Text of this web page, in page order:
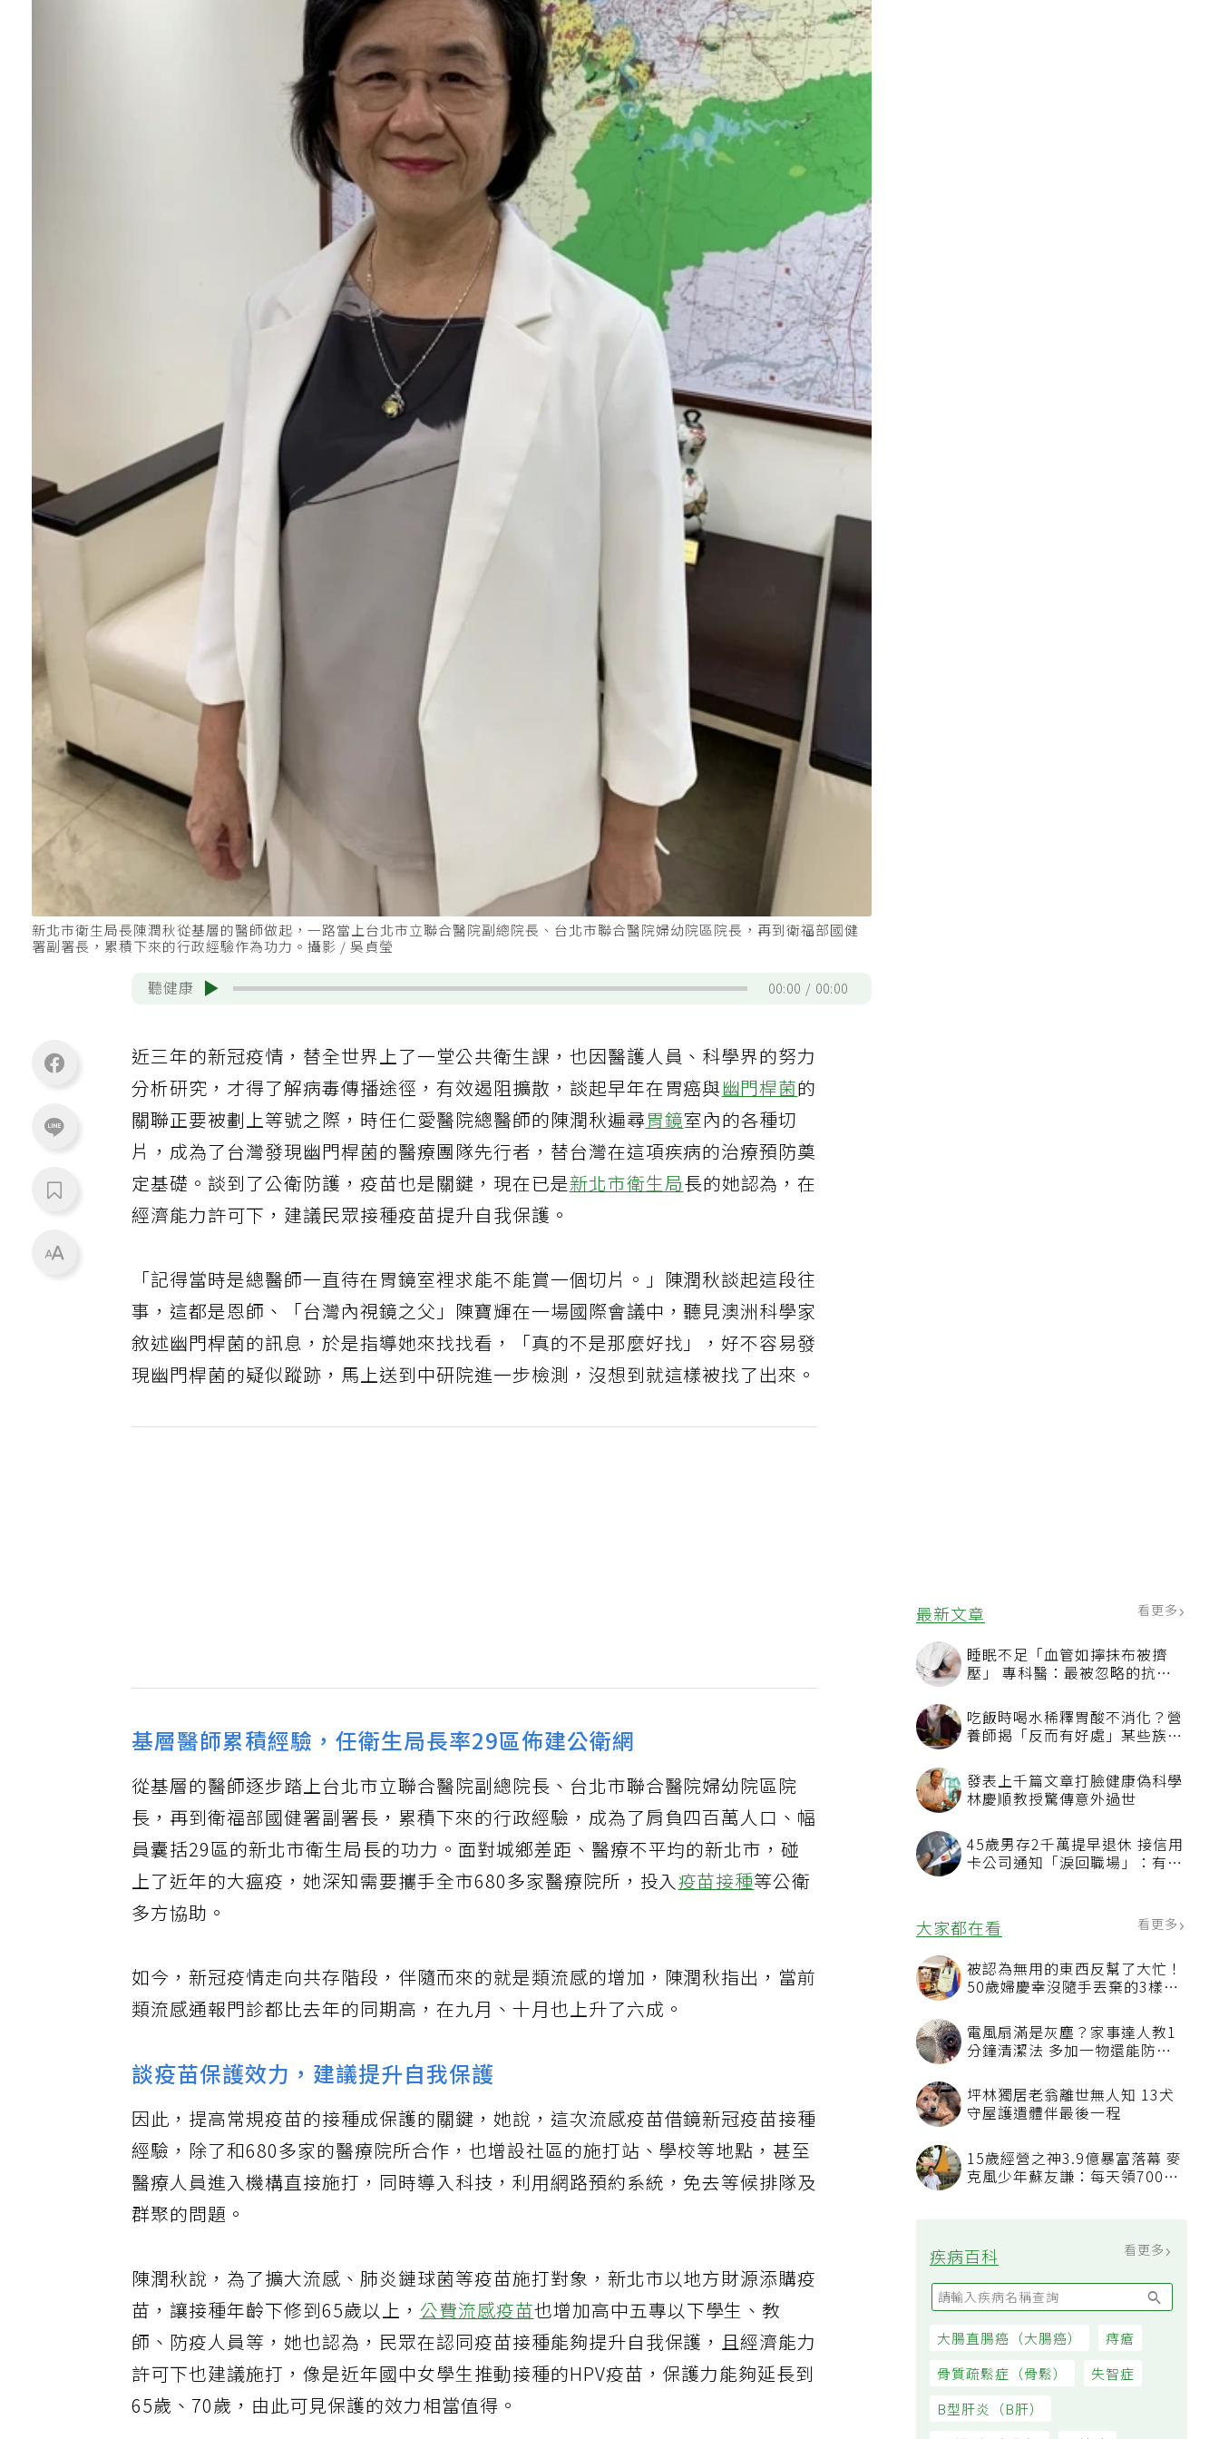
最新文章 看更多
睡眠不足「血管如擰抹布被擠
壓」 專科醫：最被忽略的抗老
吃飯時喝水稀釋胃酸不消化？營
養師揭「反而有好處」某些族群
發表上千篇文章打臉健康偽科學
林慶順教授驚傳意外過世
45歲男存2千萬提早退休 接信用
卡公司通知「淚回職場」：有錢
大家都在看
被認為無用的東西反幫了大忙！
50歲婦慶幸沒隨手丟棄的3樣物
電風扇滿是灰塵？家事達人教1
汙附著
坪林獨居老翁離世無人知 13犬
15歲經營之神3.9億暴富落幕 麥
疾病百科
新北市衛生局長陳潤秋從基層的醫師做起，一路當上台北市立聯合醫院副總院長、台北市聯合醫院婦幼院區院長，再到衛福部國健
署副署長，累積下來的行政經驗作為功力。攝影 / 吳貞瑩
聽健康 00:00 00:00
近三年的新冠疫情，替全世界上了一堂公共衛生課，也因醫護人員、科學界的努力
分析研究，才得了解病毒傳播途徑，有效遏阻擴散，談起早年在胃癌與幽門桿菌的
關聯正要被劃上等號之際，時任仁愛醫院總醫師的陳潤秋遍尋胃鏡室內的各種切
片，成為了台灣發現幽門桿菌的醫療團隊先行者，替台灣在這項疾病的治療預防奠
定基礎。談到了公衛防護，疫苗也是關鍵，現在已是新北市衛生局長的她認為，在
經濟能力許可下，建議民眾接種疫苗提升自我保護。
「記得當時是總醫師一直待在胃鏡室裡求能不能賞一個切片。」陳潤秋談起這段往
事，這都是恩師、「台灣內視鏡之父」陳寶輝在一場國際會議中，聽見澳洲科學家
敘述幽門桿菌的訊息，於是指導她來找找看，「真的不是那麼好找」，好不容易發
現幽門桿菌的疑似蹤跡，馬上送到中研院進一步檢測，沒想到就這樣被找了出來。
基層醫師累積經驗，任衛生局長率29區佈建公衛網
從基層的醫師逐步踏上台北市立聯合醫院副總院長、台北市聯合醫院婦幼院區院
長，再到衛福部國健署副署長，累積下來的行政經驗，成為了肩負四百萬人口、幅
員囊括29區的新北市衛生局長的功力。面對城鄉差距、醫療不平均的新北市，碰
上了近年的大瘟疫，她深知需要攜手全市680多家醫療院所，投入疫苗接種等公衛
多方協助。
如今，新冠疫情走向共存階段，伴隨而來的就是類流感的增加，陳潤秋指出，當前
類流感通報門診都比去年的同期高，在九月、十月也上升了六成。
談疫苗保護效力，建議提升自我保護
因此，提高常規疫苗的接種成保護的關鍵，她說，這次流感疫苗借鏡新冠疫苗接種
經驗，除了和680多家的醫療院所合作，也增設社區的施打站、學校等地點，甚至
醫療人員進入機構直接施打，同時導入科技，利用網路預約系統，免去等候排隊及
群聚的問題。
陳潤秋說，為了擴大流感、肺炎鏈球菌等疫苗施打對象，新北市以地方財源添購疫
苗，讓接種年齡下修到65歲以上，公費流感疫苗也增加高中五專以下學生、教
師、防疫人員等，她也認為，民眾在認同疫苗接種能夠提升自我保護，且經濟能力
許可下也建議施打，像是近年國中女學生推動接種的HPV疫苗，保護力能夠延長到
65歲、70歲，由此可見保護的效力相當值得。